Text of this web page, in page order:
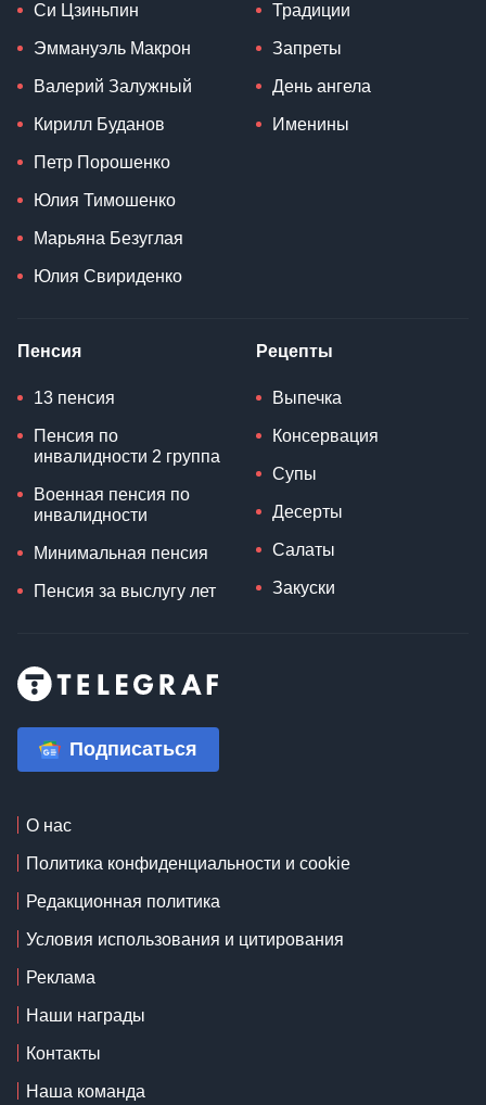
Си Цзиньпин
Эммануэль Макрон
Валерий Залужный
Кирилл Буданов
Петр Порошенко
Юлия Тимошенко
Марьяна Безуглая
Юлия Свириденко
Традиции
Запреты
День ангела
Именины
Пенсия
13 пенсия
Пенсия по
инвалидности 2 группа
Военная пенсия по
инвалидности
Минимальная пенсия
Пенсия за выслугу лет
Рецепты
Выпечка
Консервация
Супы
Десерты
Салаты
Закуски
Подписаться
О нас
Политика конфиденциальности и cookie
Редакционная политика
Условия использования и цитирования
Реклама
Наши награды
Контакты
Наша команда